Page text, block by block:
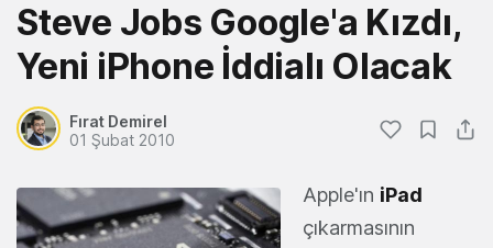
Steve Jobs Google'a Kızdı,
Yeni iPhone İddialı Olacak
Fırat Demirel
01 Şubat 2010
Apple'ın iPad
çıkarmasının